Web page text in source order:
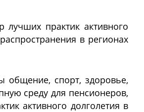
практик активного
в регионах
общение, спорт, здоровье,
среду для пенсионеров,
активного долголетия в